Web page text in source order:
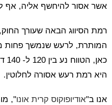
אשר אסור להיחשף אליה, אף
רמת הסיווג הבאה שעורך
המותרת, לרעש שנמשך פחות
היא רמת רעש אסורה לחלוטין.
אנו ב"אודיופוקוס קרית אונו",